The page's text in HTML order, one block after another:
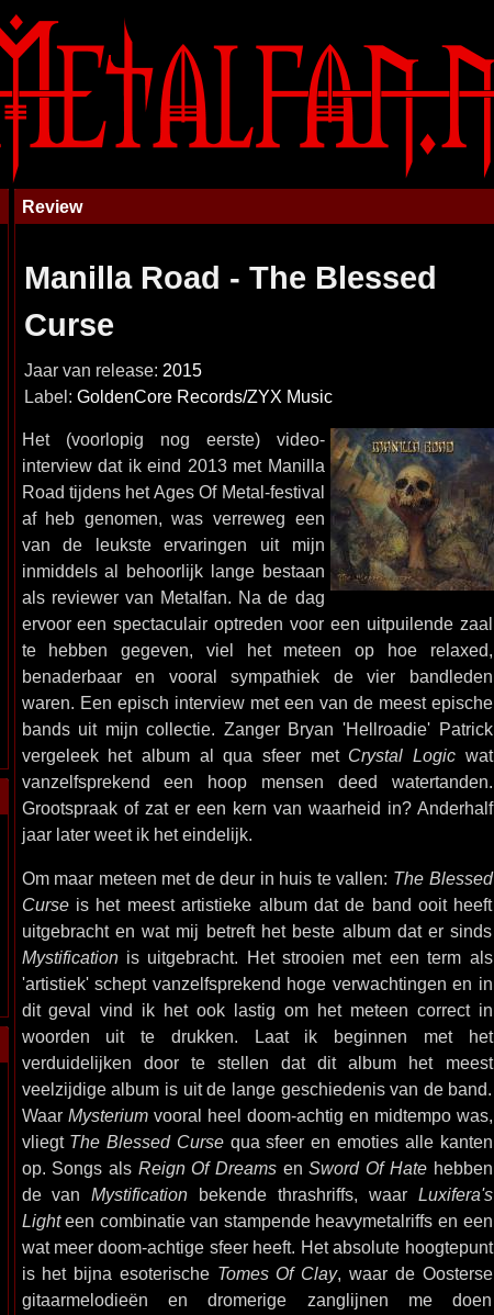
Review
Manilla Road - The Blessed
Curse
Jaar van release: 2015
Label: GoldenCore Records/ZYX Music
Het (voorlopig nog eerste) video-
interview dat ik eind 2013 met Manilla
Road tijdens het Ages Of Metal-festival
af heb genomen, was verreweg een
van de leukste ervaringen uit mijn
inmiddels al behoorlijk lange bestaan
als reviewer van Metalfan. Na de dag
ervoor een spectaculair optreden voor een uitpuilende zaal
te hebben gegeven, viel het meteen op hoe relaxed,
benaderbaar en vooral sympathiek de vier bandleden
waren. Een episch interview met een van de meest epische
bands uit mijn collectie. Zanger Bryan 'Hellroadie' Patrick
vergeleek het album al qua sfeer met Crystal Logicwat
vanzelfsprekend een hoop mensen deed watertanden.
Grootspraak of zat er een kern van waarheid in? Anderhalf
jaar later weet ik het eindelijk.
Om maar meteen met de deur in huis te vallen: The Blessed
Curseis het meest artistieke album dat de band ooit heeft
uitgebracht en wat mij betreft het beste album dat er sinds
Mystificationis uitgebracht. Het strooien met een term als
'artistiek' schept vanzelfsprekend hoge verwachtingen en in
dit geval vind ik het ook lastig om het meteen correct in
woorden uit te drukken. Laat ik beginnen met het
verduidelijken door te stellen dat dit album het meest
veelzijdige album is uit de lange geschiedenis van de band.
Waar Mysteriumvooral heel doom-achtig en midtempo was,
vliegt The Blessed Cursequa sfeer en emoties alle kanten
op. Songs als Reign Of Dreams enSword Of Hatehebben
de vanMystification bekende thrashriffs, waar Luxifera's
Lighteen combinatie van stampende heavymetalriffs en een
wat meer doom-achtige sfeer heeft. Het absolute hoogtepunt
is het bijna esoterische Tomes Of Clay, waar de Oosterse
gitaarmelodieën en dromerige zanglijnen me doen